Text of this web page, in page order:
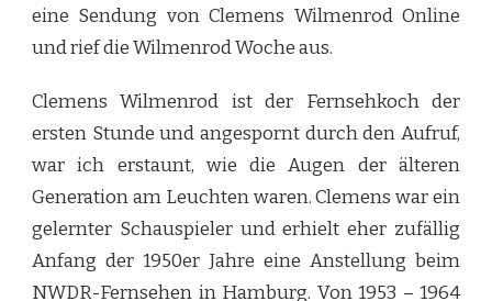
eine Sendung von Clemens Wilmenrod Online
und rief die Wilmenrod Woche aus.
Clemens Wilmenrod ist der Fernsehkoch der
ersten Stunde und angespornt durch den Aufruf,
war ich erstaunt, wie die Augen der älteren
Generation am Leuchten waren. Clemens war ein
gelernter Schauspieler und erhielt eher zufällig
Anfang der 1950er Jahre eine Anstellung beim
NWDR-Fernsehen in Hamburg. Von 1953 – 1964